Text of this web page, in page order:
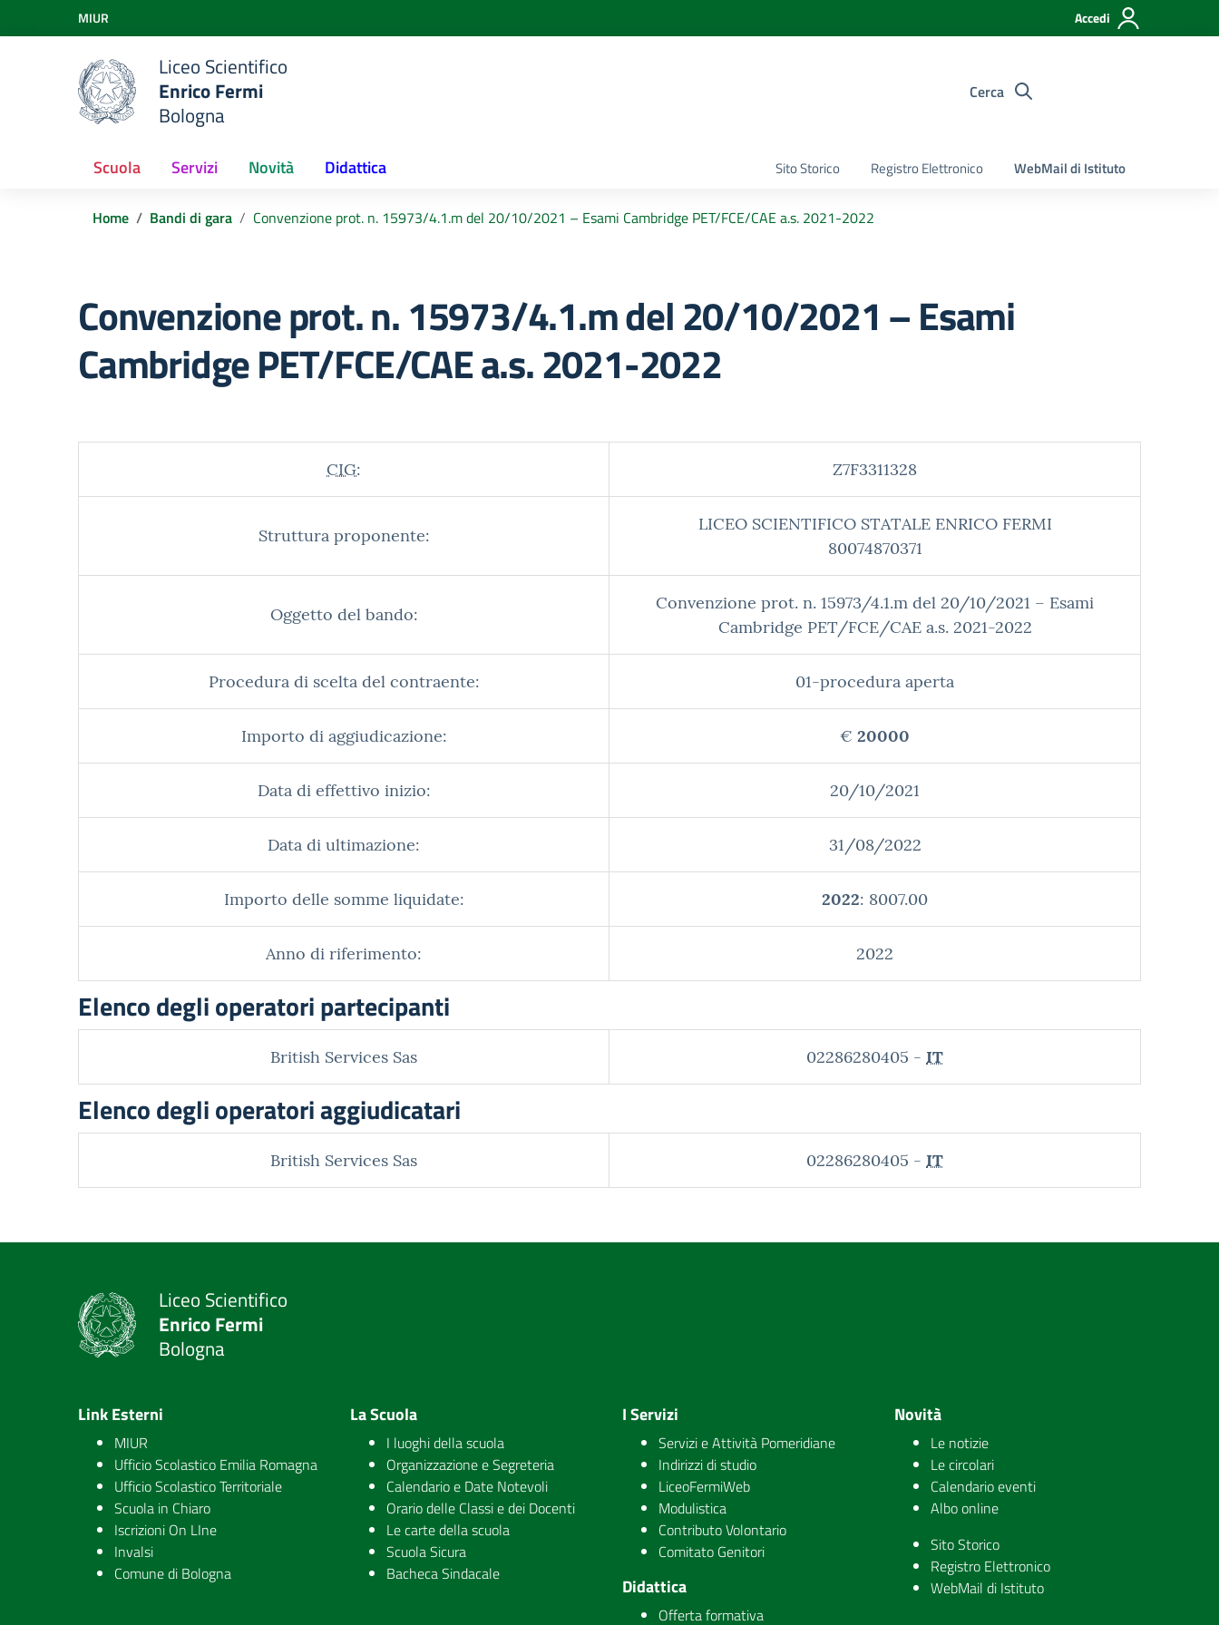
Vai ai contenuti
Vai al menu di navigazione
Vai al footer
MIUR Accedi
Liceo Scientifico
Enrico Fermi
Bologna
Cerca
Sito Storico Registro Elettronico WebMail di Istituto
Scuola Servizi Novità Didattica
Home Bandi di gara Convenzione prot. n. 15973/4.1.m del 20/10/2021 – Esami Cambridge PET/FCE/CAE a.s. 2021-2022
Convenzione prot. n. 15973/4.1.m del 20/10/2021 – Esami
Cambridge PET/FCE/CAE a.s. 2021-2022
CIG: Z7F3311328
Struttura proponente:
LICEO SCIENTIFICO STATALE ENRICO FERMI
80074870371
Oggetto del bando:
Convenzione prot. n. 15973/4.1.m del 20/10/2021 – Esami
Cambridge PET/FCE/CAE a.s. 2021-2022
Procedura di scelta del contraente: 01-procedura aperta
Importo di aggiudicazione: € 20000
Data di effettivo inizio: 20/10/2021
Data di ultimazione: 31/08/2022
Importo delle somme liquidate: 2022: 8007.00
Anno di riferimento: 2022
Elenco degli operatori partecipanti
British Services Sas 02286280405 - IT
Elenco degli operatori aggiudicatari
British Services Sas 02286280405 - IT
Liceo Scientifico
Enrico Fermi
Bologna
Link Esterni
MIUR
Ufficio Scolastico Emilia Romagna
Ufficio Scolastico Territoriale
Scuola in Chiaro
Iscrizioni On LIne
Invalsi
Comune di Bologna
La Scuola
I luoghi della scuola
Organizzazione e Segreteria
Calendario e Date Notevoli
Orario delle Classi e dei Docenti
Le carte della scuola
Scuola Sicura
Bacheca Sindacale
I Servizi
Servizi e Attività Pomeridiane
Indirizzi di studio
LiceoFermiWeb
Modulistica
Contributo Volontario
Comitato Genitori
Didattica
Offerta formativa
Novità
Le notizie
Le circolari
Calendario eventi
Albo online
Sito Storico
Registro Elettronico
WebMail di Istituto